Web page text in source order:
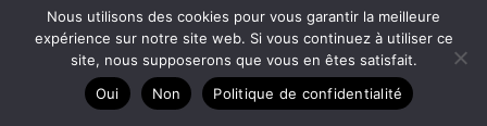
Nous utilisons des cookies pour vous garantir la meilleure
expérience sur notre site web. Si vous continuez à utiliser ce
site, nous supposerons que vous en êtes satisfait.
Oui
Non Politique de confidentialité